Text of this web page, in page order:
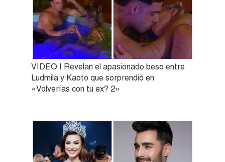
VIDEO | Revelan el apasionado beso entre
Ludmila y Kaoto que sorprendió en
«Volverías con tu ex? 2»